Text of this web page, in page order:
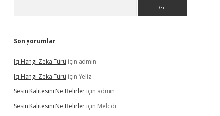
Son yorumlar
Iq Hangi Zeka Türü için admin
Iq Hangi Zeka Türü için Yeliz
Sesin Kalitesini Ne Belirler için admin
Sesin Kalitesini Ne Belirler için Melodi